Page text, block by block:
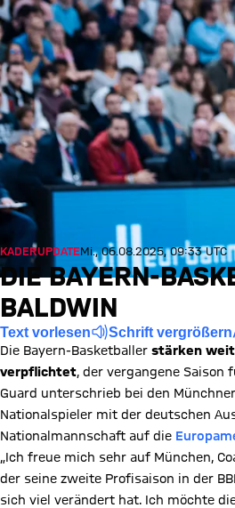
KADERUPDATEMi., 06.08.2025, 09:33 UTC
DIE BAYERN-
BALDWIN
Text vorlesen Schrift vergrößern
Die Bayern-Basketballer stärken
verpflichtet, der vergangene Saison
Guard unterschrieb bei den
Nationalspieler mit der deutschen
Nationalmannschaft auf die
„Ich freue mich sehr auf München,
der seine zweite Profisaison in der
sich viel verändert hat. Ich möchte